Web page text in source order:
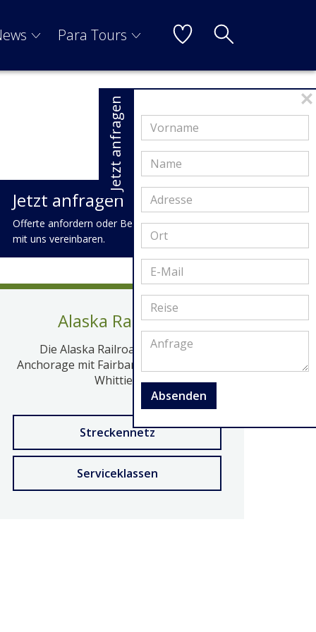
Para Tours
Jetzt anfragen
Offerte anfordern oder Beratungstermin
mit uns vereinbaren.
Alaska Railroad
Die Alaska Railroad verbindet
Anchorage mit Fairbanks, Seward und
Whittier.
Streckennetz
Serviceklassen
Jetzt anfragen
Absenden